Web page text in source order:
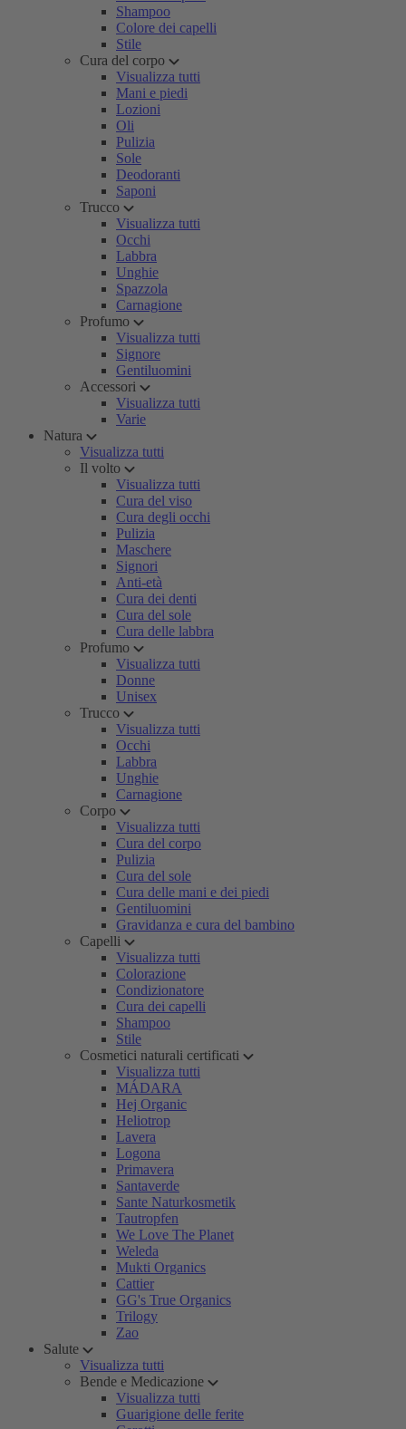
Shampoo
Colore dei capelli
Stile
Cura del corpo
Visualizza tutti
Mani e piedi
Lozioni
Oli
Pulizia
Sole
Deodoranti
Saponi
Trucco
Visualizza tutti
Occhi
Labbra
Unghie
Spazzola
Carnagione
Profumo
Visualizza tutti
Signore
Gentiluomini
Accessori
Visualizza tutti
Varie
Natura
Visualizza tutti
Il volto
Visualizza tutti
Cura del viso
Cura degli occhi
Pulizia
Maschere
Signori
Anti-età
Cura dei denti
Cura del sole
Cura delle labbra
Profumo
Visualizza tutti
Donne
Unisex
Trucco
Visualizza tutti
Occhi
Labbra
Unghie
Carnagione
Corpo
Visualizza tutti
Cura del corpo
Pulizia
Cura del sole
Cura delle mani e dei piedi
Gentiluomini
Gravidanza e cura del bambino
Capelli
Visualizza tutti
Colorazione
Condizionatore
Cura dei capelli
Shampoo
Stile
Cosmetici naturali certificati
Visualizza tutti
MÁDARA
Hej Organic
Heliotrop
Lavera
Logona
Primavera
Santaverde
Sante Naturkosmetik
Tautropfen
We Love The Planet
Weleda
Mukti Organics
Cattier
GG's True Organics
Trilogy
Zao
Salute
Visualizza tutti
Bende e Medicazione
Visualizza tutti
Guarigione delle ferite